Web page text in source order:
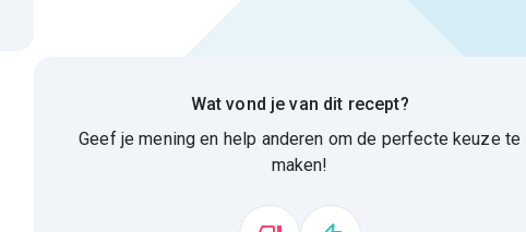
Wat vond je van dit recept?
Geef je mening en help anderen om de perfecte keuze te
maken!